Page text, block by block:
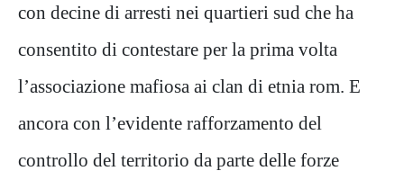
con decine di arresti nei quartieri sud che ha
consentito di contestare per la prima volta
l’associazione mafiosa ai clan di etnia rom. E
ancora con l’evidente rafforzamento del
controllo del territorio da parte delle forze